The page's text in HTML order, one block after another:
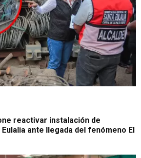
reactivar instalación de
ante llegada del fenómeno El